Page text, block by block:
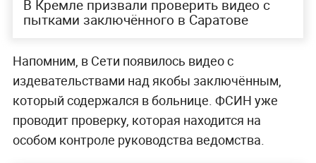
В Кремле призвали проверить видео с
пытками заключённого в Саратове
Напомним, в Сети появилось видео с
издевательствами над якобы заключённым,
который содержался в больнице. ФСИН уже
проводит проверку, которая находится на
особом контроле руководства ведомства.